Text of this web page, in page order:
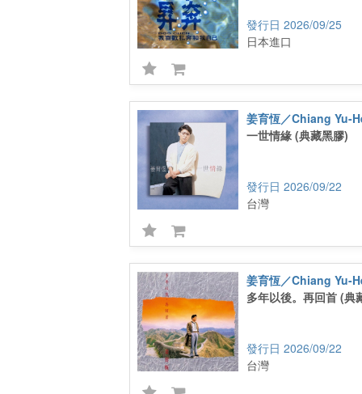
2026/09/25
日本進口
姜育恆／Chiang Yu-
一世情緣 (典藏黑膠)
2026/09/22
台灣
姜育恆／Chiang Yu-
多年以後。再回首 (典
2026/09/22
台灣